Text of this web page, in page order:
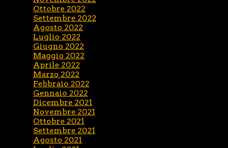
Ottobre 2022
Settembre 2022
Agosto 2022
Luglio 2022
Giugno 2022
Maggio 2022
Aprile 2022
Marzo 2022
Febbraio 2022
Gennaio 2022
Dicembre 2021
Novembre 2021
Ottobre 2021
Settembre 2021
Agosto 2021